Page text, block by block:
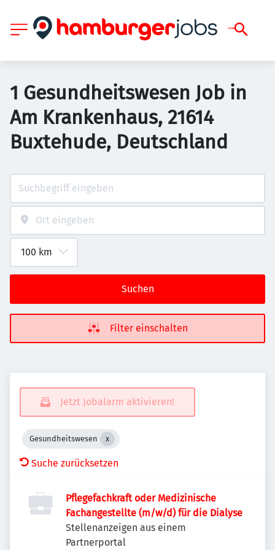
1 Gesundheitswesen Job in
Am Krankenhaus, 21614
Buxtehude, Deutschland
Suchen
Filter einschalten
Jetzt Jobalarm aktivieren!
Gesundheitswesen
Suche zurücksetzen
Pflegefachkraft oder Medizinische
Fachangestellte (m/w/d) für die Dialyse
Stellenanzeigen aus einem
Partnerportal